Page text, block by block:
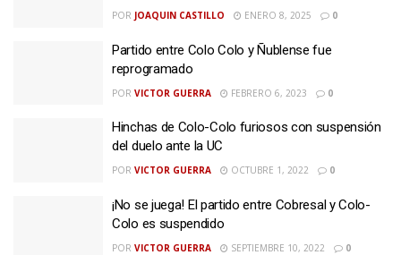
POR JOAQUIN CASTILLO ENERO 8, 2025 0
Partido entre Colo Colo y Ñublense fue
reprogramado
POR VICTOR GUERRA FEBRERO 6, 2023 0
Hinchas de Colo-Colo furiosos con suspensión
del duelo ante la UC
POR VICTOR GUERRA OCTUBRE 1, 2022 0
¡No se juega! El partido entre Cobresal y Colo-
Colo es suspendido
POR VICTOR GUERRA SEPTIEMBRE 10, 2022 0